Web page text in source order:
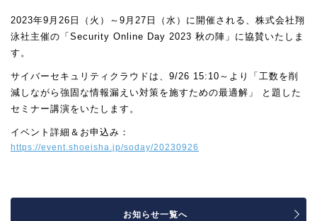
2023年9月26日（火）～9月27日（水）に開催される、株式会社翔
泳社主催の「Security Online Day 2023 秋の陣」に協賛いたしま
す。
サイバーセキュリティクラウドは、9/26 15:10～より「工数を削
減しながら強固な情報漏えい対策を施すための最適解」 と題した
セミナー講演をいたします。
イベント詳細＆お申込み：
https://event.shoeisha.jp/soday/20230926
お知らせ一覧へ